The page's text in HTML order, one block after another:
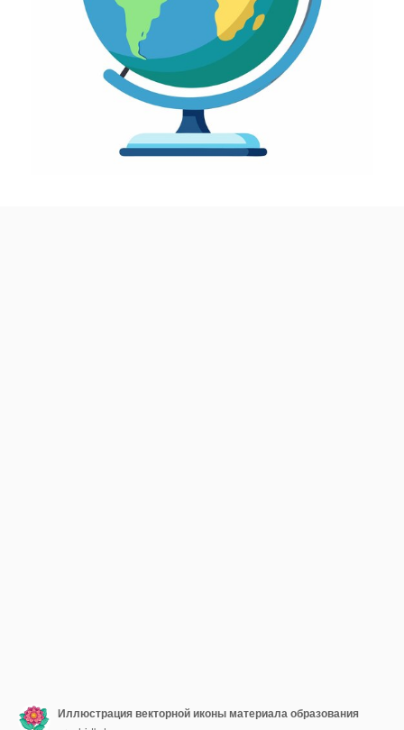
Иллюстрация векторной иконы материала образования